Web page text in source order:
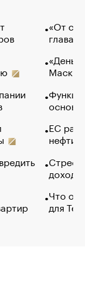
«От
глава
Маск в
основ
ЕС
нефти
Что
для